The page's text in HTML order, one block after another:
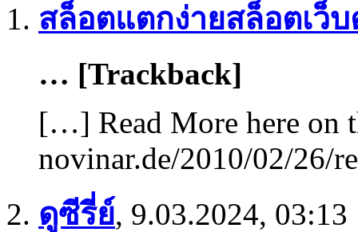
สล็อตแตกง่ายสล็อตเว็
… [Trackback]
[…] Read More here on
novinar.de/2010/02/
ดูซีรี่ย์, 9.03.2024, 03:13